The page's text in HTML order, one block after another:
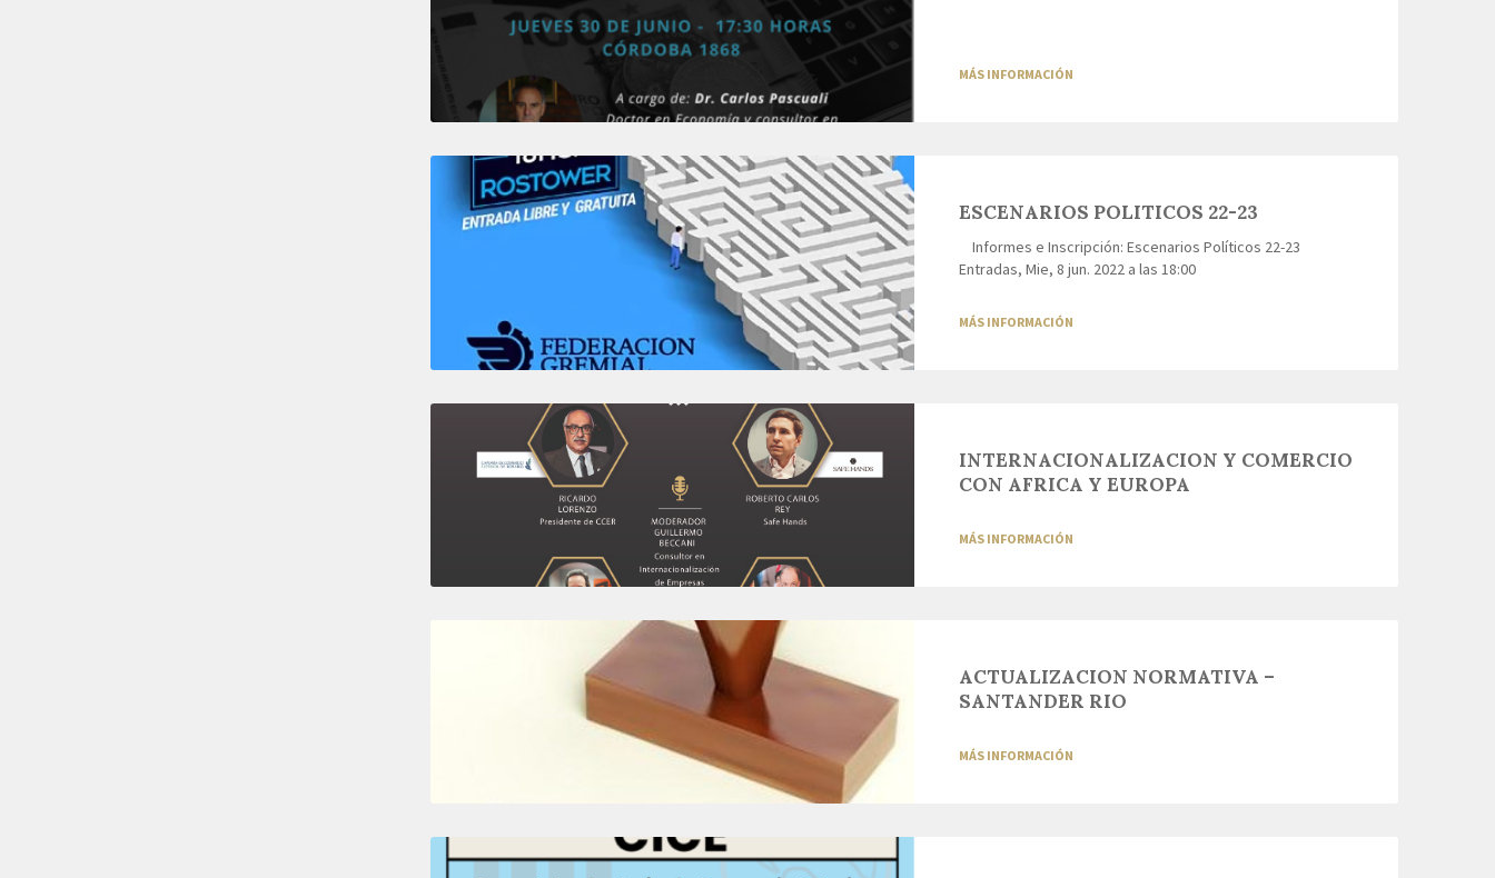
MÁS INFORMACIÓN
ESCENARIOS POLITICOS 22-23
Informes e Inscripción: Escenarios Políticos 22-23
Entradas, Mie, 8 jun. 2022 a las 18:00
MÁS INFORMACIÓN
INTERNACIONALIZACION Y COMERCIO
CON AFRICA Y EUROPA
MÁS INFORMACIÓN
ACTUALIZACION NORMATIVA –
SANTANDER RIO
MÁS INFORMACIÓN